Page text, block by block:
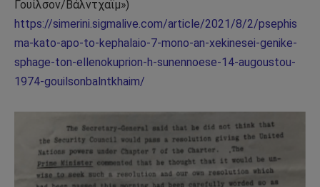
Γουίλσον/Βάλντχαϊμ»)
https://simerini.sigmalive.com/article/2021/8/2/psephis
ma-kato-apo-to-kephalaio-7-mono-an-xekinesei-genike-
sphage-ton-ellenokuprion-h-sunennoese-14-augoustou-
1974-gouilsonbalntkhaim/